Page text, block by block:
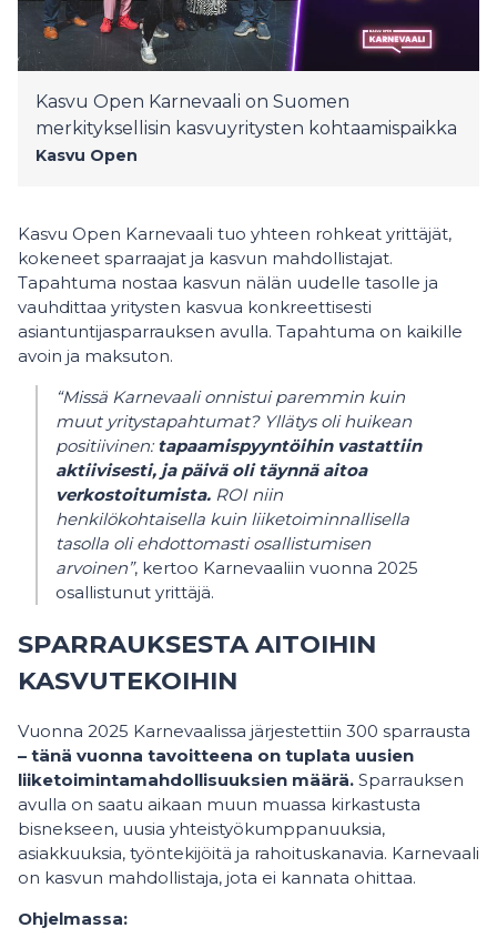
Kasvu Open Karnevaali on Suomen
merkityksellisin kasvuyritysten kohtaamispaikka
Kasvu Open
Kasvu Open Karnevaali tuo yhteen rohkeat yrittäjät,
kokeneet sparraajat ja kasvun mahdollistajat.
Tapahtuma nostaa kasvun nälän uudelle tasolle ja
vauhdittaa yritysten kasvua konkreettisesti
asiantuntijasparrauksen avulla. Tapahtuma on kaikille
avoin ja maksuton.
“Missä Karnevaali onnistui paremmin kuin
muut yritystapahtumat? Yllätys oli huikean
positiivinen:tapaamispyyntöihin vastattiin
aktiivisesti, ja päivä oli täynnä aitoa
verkostoitumista. ROI niin
henkilökohtaisella kuin liiketoiminnallisella
tasolla oli ehdottomasti osallistumisen
arvoinen”, kertoo Karnevaaliin vuonna 2025
osallistunut yrittäjä.
SPARRAUKSESTA AITOIHIN
KASVUTEKOIHIN
Vuonna 2025 Karnevaalissa järjestettiin 300 sparrausta
– tänä vuonna tavoitteena on tuplata uusien
liiketoimintamahdollisuuksien määrä. Sparrauksen
avulla on saatu aikaan muun muassa kirkastusta
bisnekseen, uusia yhteistyökumppanuuksia,
asiakkuuksia, työntekijöitä ja rahoituskanavia. Karnevaali
on kasvun mahdollistaja, jota ei kannata ohittaa.
Ohjelmassa: